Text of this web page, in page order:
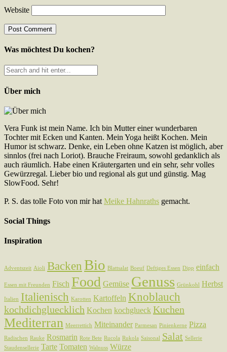
Website
Was möchtest Du kochen?
Über mich
Vera Funk ist mein Name. Ich bin Mutter einer wunderbaren
Tochter mit Ecken und Kanten. Mein Yoga heißt Kochen. Mein
Humor ist schwarz. Denke, ein Leben ohne Katzen ist möglich, aber
sinnlos (frei nach Loriot). Brauche Freiraum, sowohl gedanklich als
auch räumlich. Habe einen Kräutergarten und ein sehr, sehr volles
Gewürzregal. Lieber bio und regional als gut und günstig. Mag
SlowFood. Sehr!
P. S. das tolle Foto von mir hat Meike Hahnraths gemacht.
Social Things
Inspiration
Adventszeit Aioli Backen Bio Blattsalat Boeuf Deftiges Essen Dipp einfach
Essen mit Freunden Fisch Food Gemüse Genuss Grünkohl Herbst
Italien Italienisch Karotten Kartoffeln Knoblauch
kochdichgluecklich Kochen kochglueck Kuchen
Mediterran Meerrettich Miteinander Parmesan Pinienkerne Pizza
Radischen Rauke Rosmarin Rote Bete Rucola Rukola Saisonal Salat Sellerie
Staudensellerie Tarte Tomaten Walnuss Würze